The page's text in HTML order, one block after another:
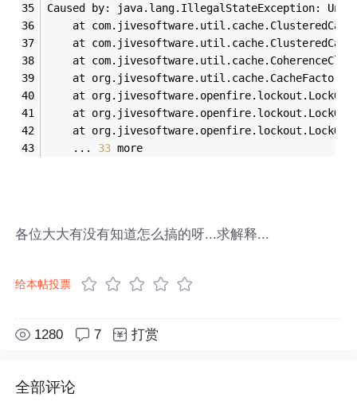
Caused by: java.lang.IllegalStateException:
at
at
at
at
at
at
at
	...
33 more
各位大大有没有知道怎么搞的呀...求解释...
给本帖投票
1280 7 打赏
全部评论